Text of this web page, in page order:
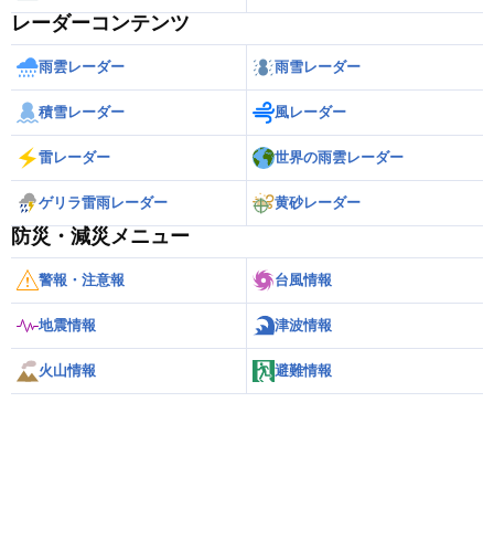
レーダーコンテンツ
雨雲レーダー 雨雪レーダー
積雪レーダー 風レーダー
雷レーダー 世界の雨雲レーダー
ゲリラ雷雨レーダー 黄砂レーダー
防災・減災メニュー
警報・注意報 台風情報
地震情報 津波情報
火山情報 避難情報